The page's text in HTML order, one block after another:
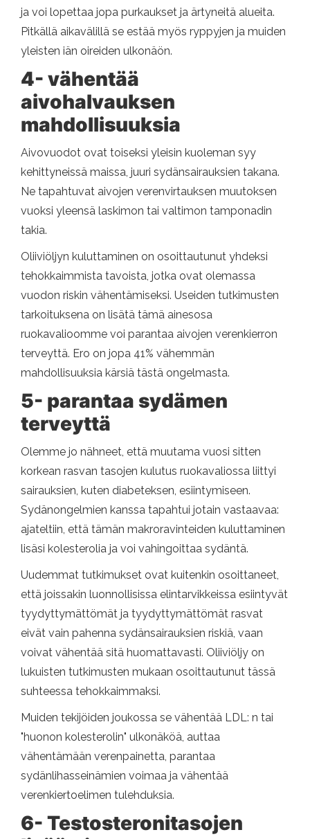
ja voi lopettaa jopa purkaukset ja ärtyneitä alueita.
Pitkällä aikavälillä se estää myös ryppyjen ja muiden
yleisten iän oireiden ulkonäön.
4- vähentää
aivohalvauksen
mahdollisuuksia
Aivovuodot ovat toiseksi yleisin kuoleman syy
kehittyneissä maissa, juuri sydänsairauksien takana.
Ne tapahtuvat aivojen verenvirtauksen muutoksen
vuoksi yleensä laskimon tai valtimon tamponadin
takia.
Oliiviöljyn kuluttaminen on osoittautunut yhdeksi
tehokkaimmista tavoista, jotka ovat olemassa
vuodon riskin vähentämiseksi. Useiden tutkimusten
tarkoituksena on lisätä tämä ainesosa
ruokavalioomme voi parantaa aivojen verenkierron
terveyttä. Ero on jopa 41% vähemmän
mahdollisuuksia kärsiä tästä ongelmasta.
5- parantaa sydämen
terveyttä
Olemme jo nähneet, että muutama vuosi sitten
korkean rasvan tasojen kulutus ruokavaliossa liittyi
sairauksien, kuten diabeteksen, esiintymiseen.
Sydänongelmien kanssa tapahtui jotain vastaavaa:
ajateltiin, että tämän makroravinteiden kuluttaminen
lisäsi kolesterolia ja voi vahingoittaa sydäntä.
Uudemmat tutkimukset ovat kuitenkin osoittaneet,
että joissakin luonnollisissa elintarvikkeissa esiintyvät
tyydyttymättömät ja tyydyttymättömät rasvat
eivät vain pahenna sydänsairauksien riskiä, ​​vaan
voivat vähentää sitä huomattavasti. Oliiviöljy on
lukuisten tutkimusten mukaan osoittautunut tässä
suhteessa tehokkaimmaksi.
Muiden tekijöiden joukossa se vähentää LDL: n tai
"huonon kolesterolin" ulkonäköä, auttaa
vähentämään verenpainetta, parantaa
sydänlihasseinämien voimaa ja vähentää
verenkiertoelimen tulehduksia.
6- Testosteronitasojen